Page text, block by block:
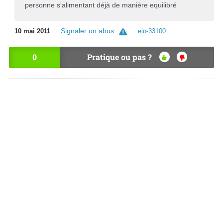
personne s'alimentant déjà de manière equilibré
10 mai 2011 Signaler un abus elo-33100
0 Pratique ou pas ?
OU
I
NO